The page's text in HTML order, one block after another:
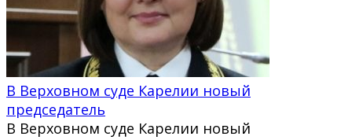
В Верховном суде Карелии новый
председатель
В Верховном суде Карелии новый